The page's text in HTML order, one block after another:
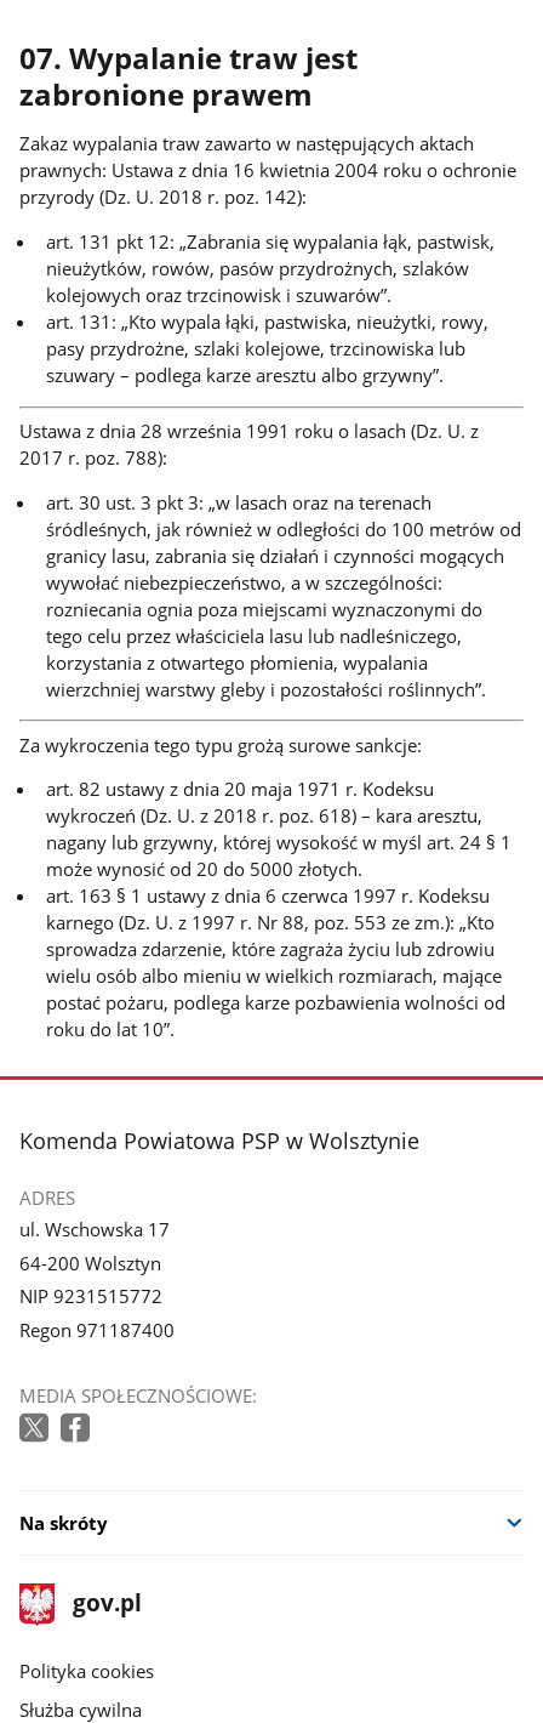
07. Wypalanie traw jest
zabronione prawem
Zakaz wypalania traw zawarto w następujących aktach
prawnych: Ustawa z dnia 16 kwietnia 2004 roku o ochronie
przyrody (Dz. U. 2018 r. poz. 142):
art. 131 pkt 12: „Zabrania się wypalania łąk, pastwisk,
nieużytków, rowów, pasów przydrożnych, szlaków
kolejowych oraz trzcinowisk i szuwarów”.
art. 131: „Kto wypala łąki, pastwiska, nieużytki, rowy,
pasy przydrożne, szlaki kolejowe, trzcinowiska lub
szuwary – podlega karze aresztu albo grzywny”.
Ustawa z dnia 28 września 1991 roku o lasach (Dz. U. z
2017 r. poz. 788):
art. 30 ust. 3 pkt 3: „w lasach oraz na terenach
śródleśnych, jak również w odległości do 100 metrów od
granicy lasu, zabrania się działań i czynności mogących
wywołać niebezpieczeństwo, a w szczególności:
rozniecania ognia poza miejscami wyznaczonymi do
tego celu przez właściciela lasu lub nadleśniczego,
korzystania z otwartego płomienia, wypalania
wierzchniej warstwy gleby i pozostałości roślinnych”.
Za wykroczenia tego typu grożą surowe sankcje:
art. 82 ustawy z dnia 20 maja 1971 r. Kodeksu
wykroczeń (Dz. U. z 2018 r. poz. 618) – kara aresztu,
nagany lub grzywny, której wysokość w myśl art. 24 § 1
może wynosić od 20 do 5000 złotych.
art. 163 § 1 ustawy z dnia 6 czerwca 1997 r. Kodeksu
karnego (Dz. U. z 1997 r. Nr 88, poz. 553 ze zm.): „Kto
sprowadza zdarzenie, które zagraża życiu lub zdrowiu
wielu osób albo mieniu w wielkich rozmiarach, mające
postać pożaru, podlega karze pozbawienia wolności od
roku do lat 10”.
stopka
Komenda Powiatowa PSP w Wolsztynie
ADRES
ul. Wschowska 17
64-200 Wolsztyn
NIP 9231515772
Regon 971187400
MEDIA SPOŁECZNOŚCIOWE:
Na skróty
stopka
gov.pl
Strona
gov.pl
gov.pl
Polityka cookies
Służba cywilna